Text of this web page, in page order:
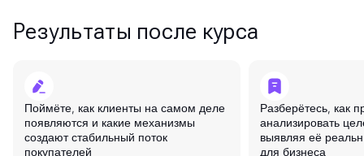
Результаты после курса
Поймёте, как клиенты на самом деле
появляются и какие механизмы
создают стабильный поток
покупателей
Разберётесь, как
анализировать
выявляя её
для бизнеса